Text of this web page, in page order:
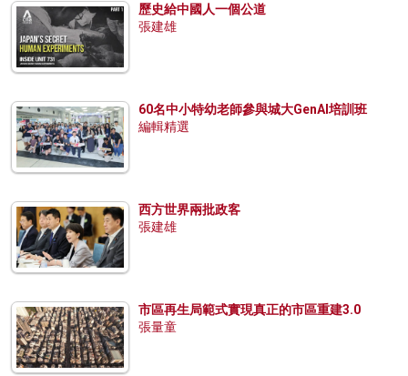
歷史給中國人一個公道
張建雄
60名中小特幼老師參與城大GenAI培訓班
編輯精選
西方世界兩批政客
張建雄
市區再生局範式實現真正的市區重建3.0
張量童